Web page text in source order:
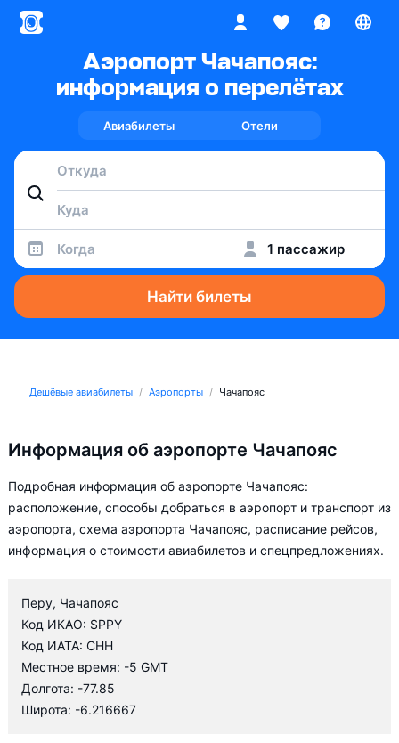
Аэропорт Чачапояс:
информация о перелётах
Авиабилеты Отели
Когда 1 пассажир
Найти билеты
Дешёвые авиабилеты Аэропорты Чачапояс
Информация об аэропорте Чачапояс
Подробная информация об аэропорте Чачапояс:
расположение, способы добраться в аэропорт и транспорт из
аэропорта, схема аэропорта Чачапояс, расписание рейсов,
информация о стоимости авиабилетов и спецпредложениях.
Перу, Чачапояс
Код ИКАО: SPPY
Код ИАТА: CHH
Местное время: -5 GMT
Долгота: -77.85
Широта: -6.216667